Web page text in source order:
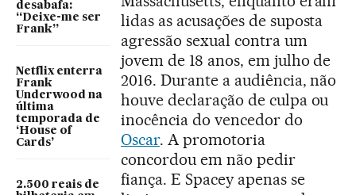
desabafa:
“Deixe-me ser
Frank”
Netflix enterra
Frank
Underwood na
última
temporada de
‘House of
Cards’
2.500 reais de
lidas as acusações de suposta
agressão sexual contra um
jovem de 18 anos, em julho de
2016. Durante a audiência, não
houve declaração de culpa ou
inocência do vencedor do
Oscar. A promotoria
concordou em não pedir
fiança. E Spacey apenas se